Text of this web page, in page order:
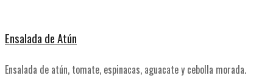
Ensalada de Atún
Ensalada de atún, tomate, espinacas, aguacate y cebolla morada.